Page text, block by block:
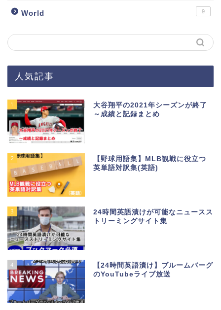
World 9
人気記事
1
大谷翔平の2021年シーズンが終了
～成績と記録まとめ
2
【野球用語集】MLB観戦に役立つ
英単語対訳集(英語)
3
24時間英語漬けが可能なニュースス
トリーミングサイト集
4
【24時間英語漬け】ブルームバーグ
のYouTubeライブ放送